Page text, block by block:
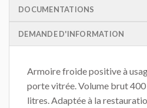
DOCUMENTATIONS
DEMANDE D'INFORMATION
Armoire froide positive à
porte vitrée. Volume brut
litres. Adaptée à la